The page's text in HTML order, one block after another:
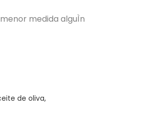
medida alguÌn
de oliva,